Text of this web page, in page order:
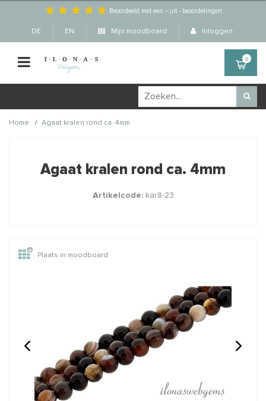
Beoordeeld met een - uit -beoordelingen
DE EN Mijn moodboard Inloggen
0
Home / Agaat kralen rond ca. 4mm
producten ook interessant
Onyx kralen rond ca.
3mm
100% Natuurlijk
Streng ca. 39cm
Maansteen kralen roze
rond ca. 4mm
Rijggat ca. 0.6mm
Agaat kralen rond ca. 4mm
Artikelcode:kar8-23
Plaats in moodboard